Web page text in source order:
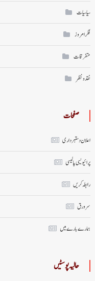
سیاسیات
فکر امروز
متفرقات
نقد ونظر
صفحات
اعلان دستبرداری
پرائیویسی پالیسی
رابطہ کریں
سر ورق
ہمارے بارے میں
حالیہ پوسٹیں